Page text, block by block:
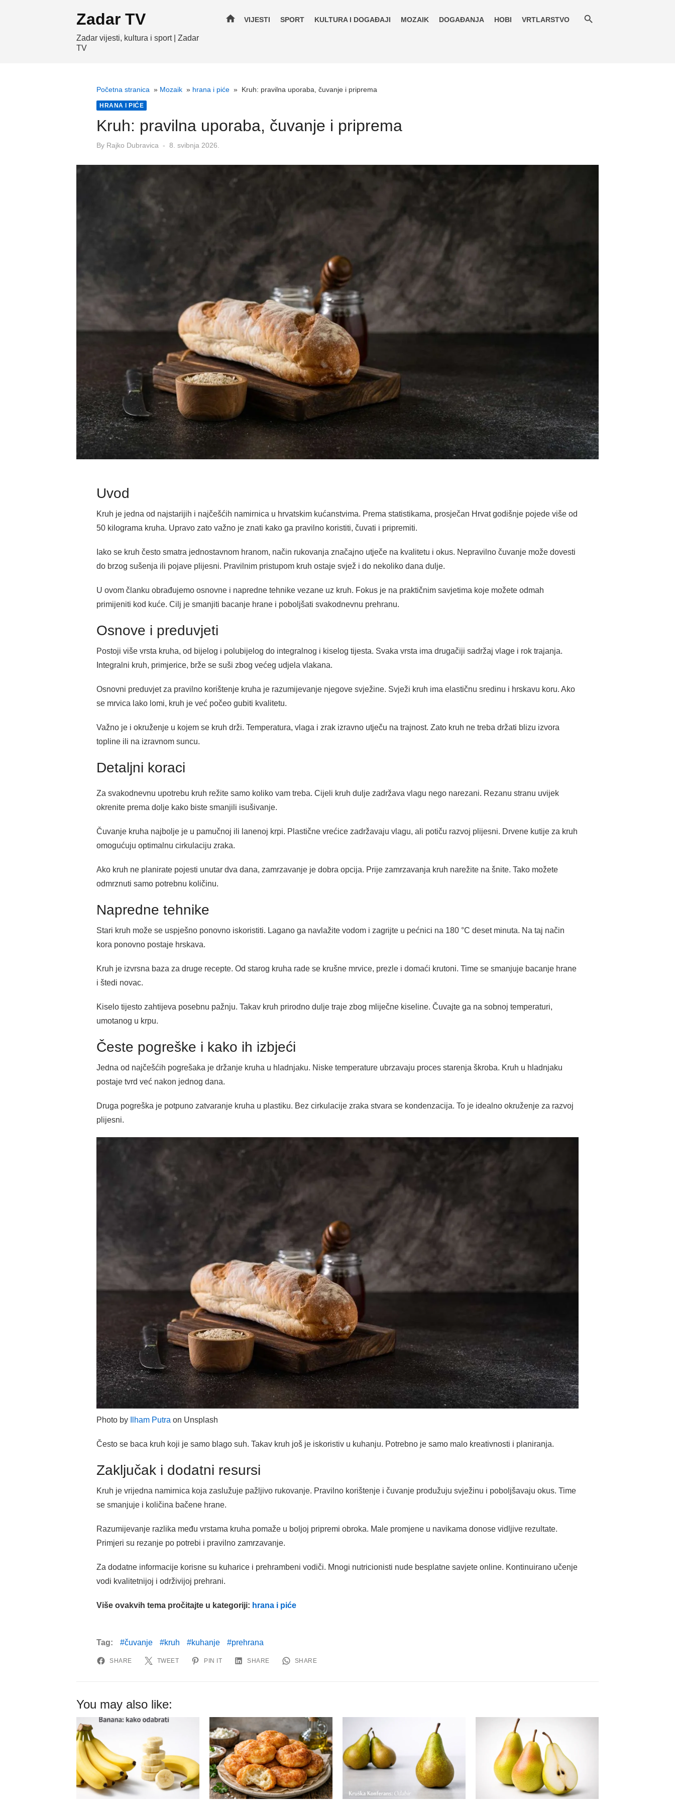
Zadar TV
Zadar vijesti, kultura i sport | Zadar
TV
home VIJESTI SPORT KULTURA I DOGAĐAJI MOZAIK DOGAĐANJA HOBI VRTLARSTVO
Početna stranica » Mozaik » hrana i piće » Kruh: pravilna uporaba, čuvanje i priprema
HRANA I PIĆE
Kruh: pravilna uporaba, čuvanje i priprema
By Rajko Dubravica
Posted
8. svibnja 2026.
Uvod
Kruh je jedna od najstarijih i najčešćih namirnica u hrvatskim kućanstvima. Prema statistikama, prosječan Hrvat godišnje pojede više od
50 kilograma kruha. Upravo zato važno je znati kako ga pravilno koristiti, čuvati i pripremiti.
Iako se kruh često smatra jednostavnom hranom, način rukovanja značajno utječe na kvalitetu i okus. Nepravilno čuvanje može dovesti
do brzog sušenja ili pojave plijesni. Pravilnim pristupom kruh ostaje svjež i do nekoliko dana dulje.
U ovom članku obrađujemo osnovne i napredne tehnike vezane uz kruh. Fokus je na praktičnim savjetima koje možete odmah
primijeniti kod kuće. Cilj je smanjiti bacanje hrane i poboljšati svakodnevnu prehranu.
Osnove i preduvjeti
Postoji više vrsta kruha, od bijelog i polubijelog do integralnog i kiselog tijesta. Svaka vrsta ima drugačiji sadržaj vlage i rok trajanja.
Integralni kruh, primjerice, brže se suši zbog većeg udjela vlakana.
Osnovni preduvjet za pravilno korištenje kruha je razumijevanje njegove svježine. Svježi kruh ima elastičnu sredinu i hrskavu koru. Ako
se mrvica lako lomi, kruh je već počeo gubiti kvalitetu.
Važno je i okruženje u kojem se kruh drži. Temperatura, vlaga i zrak izravno utječu na trajnost. Zato kruh ne treba držati blizu izvora
topline ili na izravnom suncu.
Detaljni koraci
Za svakodnevnu upotrebu kruh režite samo koliko vam treba. Cijeli kruh dulje zadržava vlagu nego narezani. Rezanu stranu uvijek
okrenite prema dolje kako biste smanjili isušivanje.
Čuvanje kruha najbolje je u pamučnoj ili lanenoj krpi. Plastične vrećice zadržavaju vlagu, ali potiču razvoj plijesni. Drvene kutije za kruh
omogućuju optimalnu cirkulaciju zraka.
Ako kruh ne planirate pojesti unutar dva dana, zamrzavanje je dobra opcija. Prije zamrzavanja kruh narežite na šnite. Tako možete
odmrznuti samo potrebnu količinu.
Napredne tehnike
Stari kruh može se uspješno ponovno iskoristiti. Lagano ga navlažite vodom i zagrijte u pećnici na 180 °C deset minuta. Na taj način
kora ponovno postaje hrskava.
Kruh je izvrsna baza za druge recepte. Od starog kruha rade se krušne mrvice, prezle i domaći krutoni. Time se smanjuje bacanje hrane
i štedi novac.
Kiselo tijesto zahtijeva posebnu pažnju. Takav kruh prirodno dulje traje zbog mliječne kiseline. Čuvajte ga na sobnoj temperaturi,
umotanog u krpu.
Česte pogreške i kako ih izbjeći
Jedna od najčešćih pogrešaka je držanje kruha u hladnjaku. Niske temperature ubrzavaju proces starenja škroba. Kruh u hladnjaku
postaje tvrd već nakon jednog dana.
Druga pogreška je potpuno zatvaranje kruha u plastiku. Bez cirkulacije zraka stvara se kondenzacija. To je idealno okruženje za razvoj
plijesni.
Photo by Ilham Putra on Unsplash
Često se baca kruh koji je samo blago suh. Takav kruh još je iskoristiv u kuhanju. Potrebno je samo malo kreativnosti i planiranja.
Zaključak i dodatni resursi
Kruh je vrijedna namirnica koja zaslužuje pažljivo rukovanje. Pravilno korištenje i čuvanje produžuju svježinu i poboljšavaju okus. Time
se smanjuje i količina bačene hrane.
Razumijevanje razlika među vrstama kruha pomaže u boljoj pripremi obroka. Male promjene u navikama donose vidljive rezultate.
Primjeri su rezanje po potrebi i pravilno zamrzavanje.
Za dodatne informacije korisne su kuharice i prehrambeni vodiči. Mnogi nutricionisti nude besplatne savjete online. Kontinuirano učenje
vodi kvalitetnijoj i održivijoj prehrani.
Više ovakvih tema pročitajte u kategoriji: hrana i piće
Tag: čuvanje kruh kuhanje prehrana
SHARE TWEET PIN IT SHARE SHARE
You may also like: